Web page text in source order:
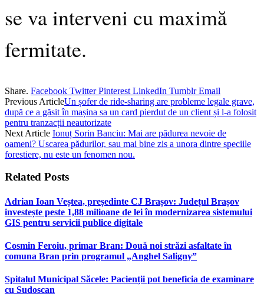
se va interveni cu maximă
fermitate.
Share. Facebook Twitter Pinterest LinkedIn Tumblr Email
Previous ArticleUn șofer de ride-sharing are probleme legale grave,
după ce a găsit în mașina sa un card pierdut de un client și l-a folosit
pentru tranzacții neautorizate
Next Article Ionuț Sorin Banciu: Mai are pădurea nevoie de
oameni? Uscarea pădurilor, sau mai bine zis a unora dintre speciile
forestiere, nu este un fenomen nou.
Related Posts
Adrian Ioan Veștea, președinte CJ Brașov: Județul Brașov
investește peste 1,88 milioane de lei în modernizarea sistemului
GIS pentru servicii publice digitale
Cosmin Feroiu, primar Bran: Două noi străzi asfaltate în
comuna Bran prin programul „Anghel Saligny”
Spitalul Municipal Săcele: Pacienții pot beneficia de examinare
cu Sudoscan